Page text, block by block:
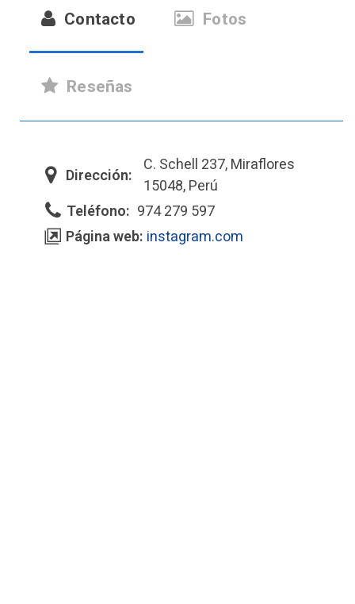
Contacto Fotos
Reseñas
Dirección:
C. Schell 237, Miraflores
15048, Perú
Teléfono: 974 279 597
Página web: instagram.com